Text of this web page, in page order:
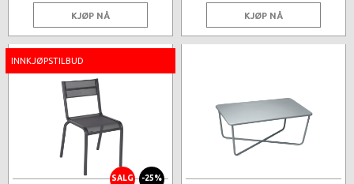
KJØP NÅ KJØP NÅ
INNKJØPSTILBUD
SALG -25%